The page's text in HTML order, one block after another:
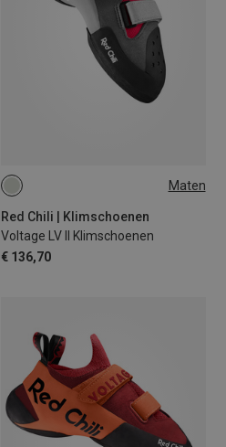
Maten
Red Chili | Klimschoenen
Voltage LV II Klimschoenen
€ 136,70